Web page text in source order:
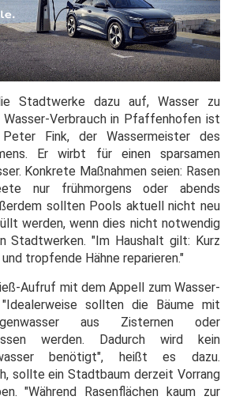
Stadtwerke dazu auf, Wasser zu
Wasser-Verbrauch in Pfaffenhofen ist
Fink, der Wassermeister des
Er wirbt für einen sparsamen
Konkrete Maßnahmen seien: Rasen
nur frühmorgens oder abends
sollten Pools aktuell nicht neu
werden, wenn dies nicht notwendig
Stadtwerken. "Im Haushalt gilt: Kurz
tropfende Hähne reparieren."
Aufruf mit dem Appell zum Wasser-
"Idealerweise sollten die Bäume mit
aus Zisternen oder
werden. Dadurch wird kein
benötigt", heißt es dazu.
sollte ein Stadtbaum derzeit Vorrang
"Während Rasenflächen kaum zur